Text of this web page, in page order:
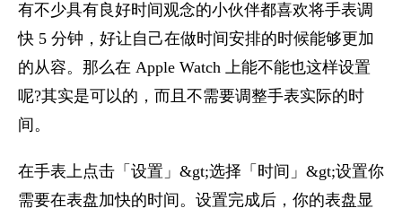
有不少具有良好时间观念的小伙伴都喜欢将手表调
快 5 分钟，好让自己在做时间安排的时候能够更加
的从容。那么在 Apple Watch 上能不能也这样设置
呢?其实是可以的，而且不需要调整手表实际的时
间。
在手表上点击「设置」&gt;选择「时间」&gt;设置你
需要在表盘加快的时间。设置完成后，你的表盘显